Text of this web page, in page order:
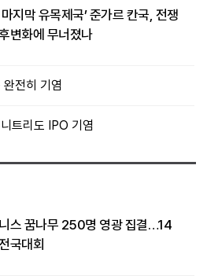
지막 유목제국’ 준가르 칸국, 전쟁
변화에 무너졌나
전히 기염
트리도 IPO 기염
스 꿈나무 250명 영광 집결…14
국대회